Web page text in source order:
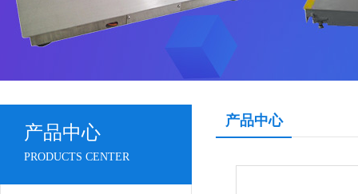
产品中心
PRODUCTS CENTER
产品中心